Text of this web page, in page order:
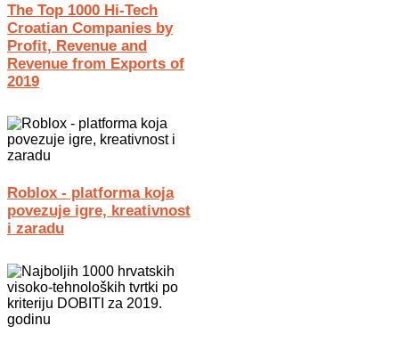
The Top 1000 Hi-Tech
Croatian Companies by
Profit, Revenue and
Revenue from Exports of
2019
Roblox - platforma koja
povezuje igre, kreativnost
i zaradu